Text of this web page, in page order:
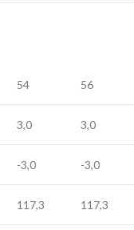
54 56
3,0 3,0
-3,0 -3,0
117,3 117,3